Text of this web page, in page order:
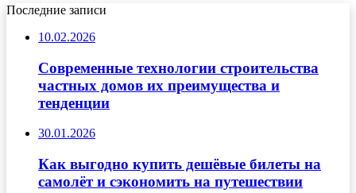
Последние записи
10.02.2026
Современные технологии строительства
частных домов их преимущества и
тенденции
30.01.2026
Как выгодно купить дешёвые билеты на
самолёт и сэкономить на путешествии